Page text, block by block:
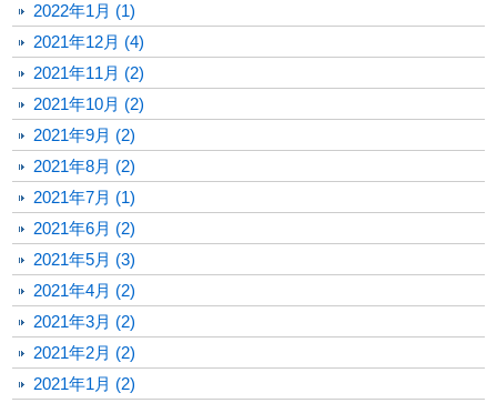
2022年1月 (1)
2021年12月 (4)
2021年11月 (2)
2021年10月 (2)
2021年9月 (2)
2021年8月 (2)
2021年7月 (1)
2021年6月 (2)
2021年5月 (3)
2021年4月 (2)
2021年3月 (2)
2021年2月 (2)
2021年1月 (2)